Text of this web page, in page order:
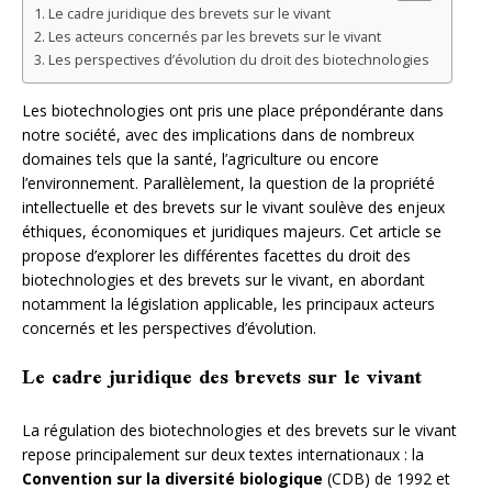
Le cadre juridique des brevets sur le vivant
Les acteurs concernés par les brevets sur le vivant
Les perspectives d’évolution du droit des biotechnologies
Les biotechnologies ont pris une place prépondérante dans
notre société, avec des implications dans de nombreux
domaines tels que la santé, l’agriculture ou encore
l’environnement. Parallèlement, la question de la propriété
intellectuelle et des brevets sur le vivant soulève des enjeux
éthiques, économiques et juridiques majeurs. Cet article se
propose d’explorer les différentes facettes du droit des
biotechnologies et des brevets sur le vivant, en abordant
notamment la législation applicable, les principaux acteurs
concernés et les perspectives d’évolution.
Le cadre juridique des brevets sur le vivant
La régulation des biotechnologies et des brevets sur le vivant
repose principalement sur deux textes internationaux : la
Convention sur la diversité biologique (CDB) de 1992 et